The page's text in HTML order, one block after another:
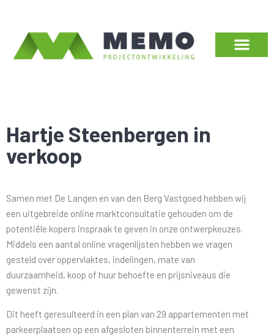
Hartje Steenbergen in
verkoop
Samen met De Langen en van den Berg Vastgoed hebben wij
een uitgebreide online marktconsultatie gehouden om de
potentiële kopers inspraak te geven in onze ontwerpkeuzes.
Middels een aantal online vragenlijsten hebben we vragen
gesteld over oppervlaktes, indelingen, mate van
duurzaamheid, koop of huur behoefte en prijsniveaus die
gewenst zijn.
Dit heeft geresulteerd in een plan van 29 appartementen met
parkeerplaatsen op een afgesloten binnenterrein met een